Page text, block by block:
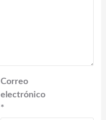
Correo
electrónico
*